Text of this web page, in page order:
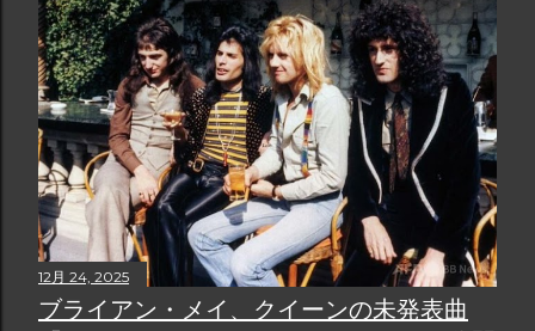
12月 24, 2025
ブライアン・メイ、クイーンの未発表曲